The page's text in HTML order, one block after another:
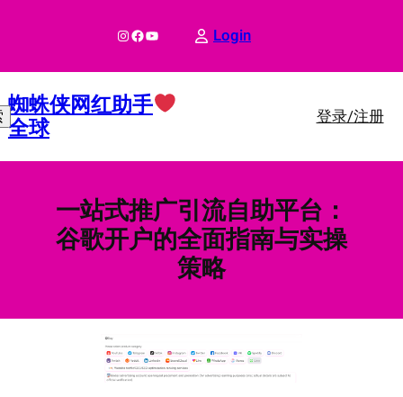
InstagramFacebook YouTube Login
蜘蛛侠网红助手
全球 登录/注册
一站式推广引流自助平台：
谷歌开户的全面指南与实操
策略